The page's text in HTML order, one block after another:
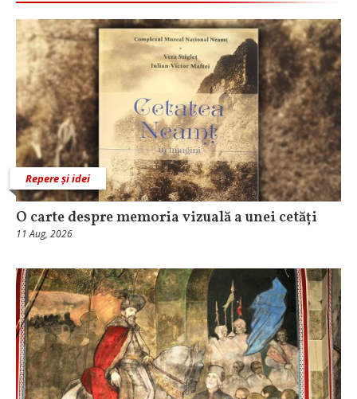
Repere și idei
O carte despre memoria vizuală a unei cetăți
11 Aug, 2026